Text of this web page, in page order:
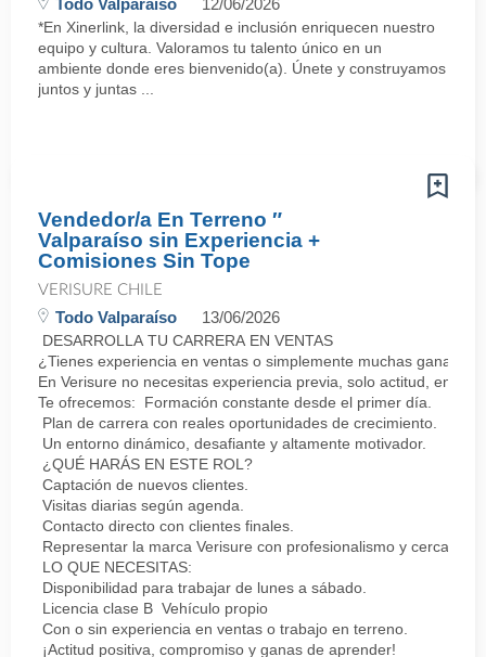
Todo Valparaíso 12/06/2026
*En Xinerlink, la diversidad e inclusión enriquecen nuestro
equipo y cultura. Valoramos tu talento único en un
ambiente donde eres bienvenido(a). Únete y construyamos
juntos y juntas ...
Vendedor/a En Terreno ″
Valparaíso sin Experiencia +
Comisiones Sin Tope
VERISURE CHILE
Todo Valparaíso 13/06/2026
DESARROLLA TU CARRERA EN VENTAS
¿Tienes experiencia en ventas o simplemente muchas ganas
En Verisure no necesitas experiencia previa, solo actitud,
Te ofrecemos: Formación constante desde el primer día.
Plan de carrera con reales oportunidades de crecimiento.
Un entorno dinámico, desafiante y altamente motivador.
¿QUÉ HARÁS EN ESTE ROL?
Captación de nuevos clientes.
Visitas diarias según agenda.
Contacto directo con clientes finales.
Representar la marca Verisure con profesionalismo y cercanía.
LO QUE NECESITAS:
Disponibilidad para trabajar de lunes a sábado.
Licencia clase B Vehículo propio
Con o sin experiencia en ventas o trabajo en terreno.
¡Actitud positiva, compromiso y ganas de aprender!